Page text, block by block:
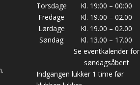
Torsdage
Kl. 19:00 – 00:00
Fredage
Kl. 19.00 – 02.00
Lørdage
Kl. 19.00 – 02.00
Søndag
Kl. 13.00 – 17.00
Se eventkalender for
søndagsåbent
Indgangen lukker 1 time før